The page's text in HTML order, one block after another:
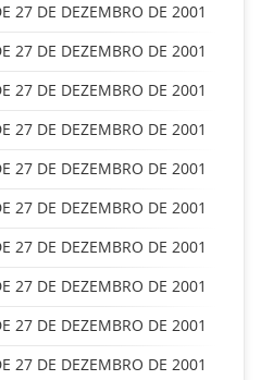
27 DE DEZEMBRO DE 2001
27 DE DEZEMBRO DE 2001
27 DE DEZEMBRO DE 2001
27 DE DEZEMBRO DE 2001
27 DE DEZEMBRO DE 2001
27 DE DEZEMBRO DE 2001
27 DE DEZEMBRO DE 2001
27 DE DEZEMBRO DE 2001
27 DE DEZEMBRO DE 2001
27 DE DEZEMBRO DE 2001